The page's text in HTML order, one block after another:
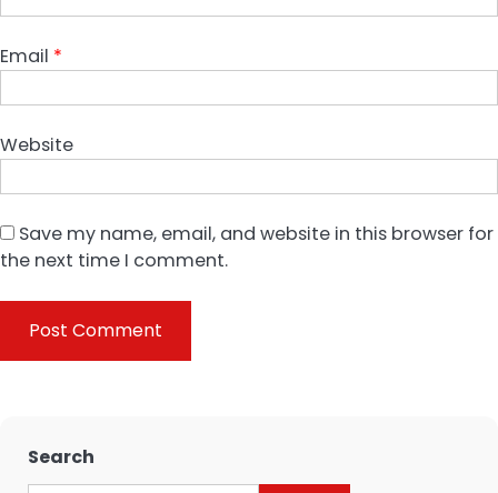
Email *
Website
Save my name, email, and website in this browser for
the next time I comment.
Search